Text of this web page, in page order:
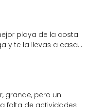
playa de la costa!
y te la llevas a casa...
grande, pero un
falta de actividades